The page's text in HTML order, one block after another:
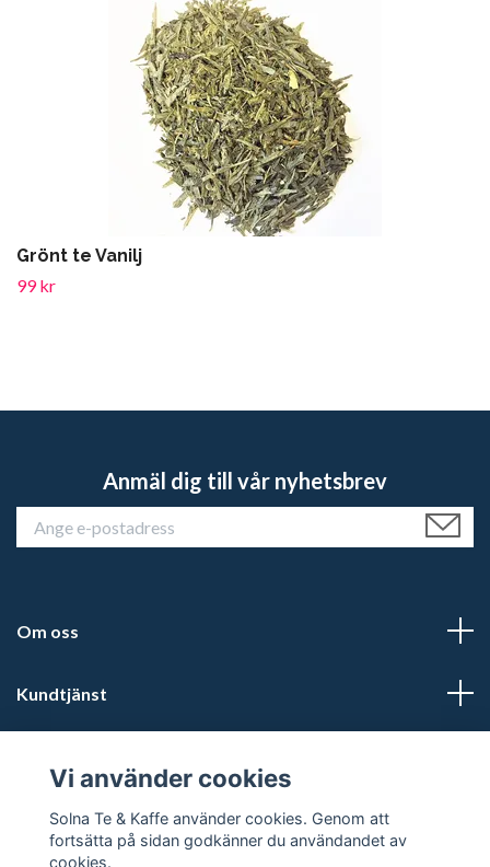
Grönt te Vanilj
99 kr
Anmäl dig till vår nyhetsbrev
Om oss
Kundtjänst
Sociala medier
Vi använder cookies
Solna Te & Kaffe använder cookies. Genom att
fortsätta på sidan godkänner du användandet av
cookies.